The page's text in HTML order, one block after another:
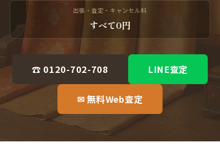
出張・査定・キャンセル料
すべて0円
☎ 0120-702-708 LINE査定
✉ 無料Web査定